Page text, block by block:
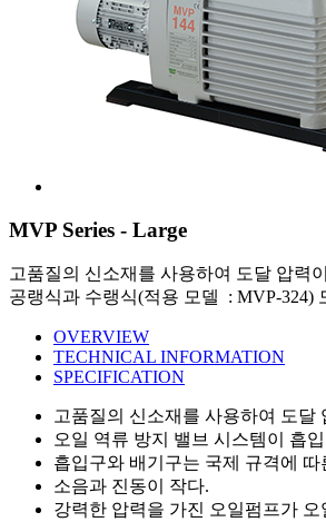
MVP Series - Large
고품질의 신소재를 사용하여 도달 압력
공랭식과 수랭식(적용 모델 : MVP-324)
OVERVIEW
TECHNICAL INFORMATION
SPECIFICATION
고품질의 신소재를 사용하여 도달
오일 역류 방지 밸브 시스템이 흡
흡입구와 배기구는 국제 규격에 따
소음과 진동이 작다.
강력한 압력을 가진 오일펌프가